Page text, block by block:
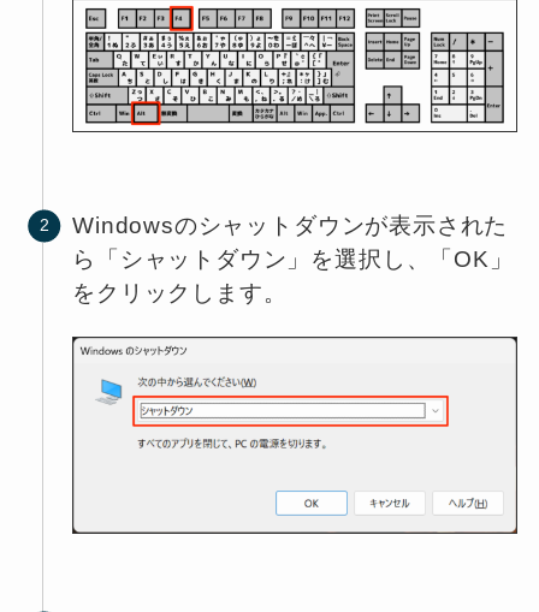
Windowsのシャットダウンが表示された
ら「シャットダウン」を選択し、「OK」
をクリックします。